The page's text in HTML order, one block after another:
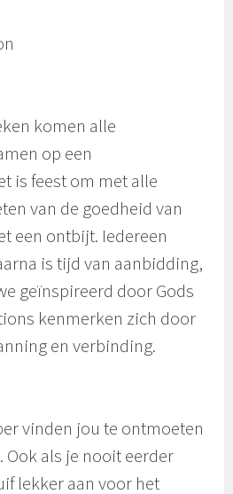
komen alle
op een
is feest om met alle
van de goedheid van
een ontbijt. Iedereen
is tijd van aanbidding,
geïnspireerd door Gods
kenmerken zich door
en verbinding.
vinden jou te ontmoeten
Ook als je nooit eerder
lekker aan voor het